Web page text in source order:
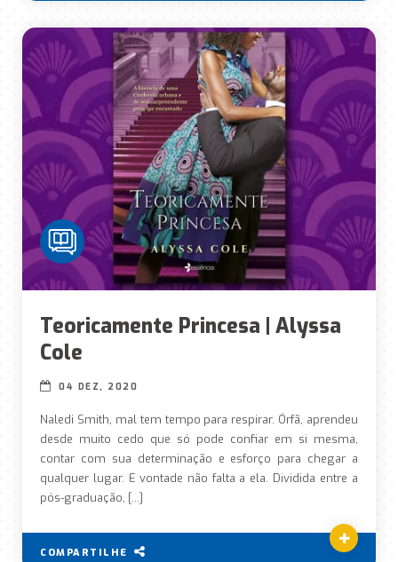
Teoricamente Princesa | Alyssa
Cole
04 DEZ, 2020
Naledi Smith, mal tem tempo para respirar. Órfã, aprendeu
desde muito cedo que só pode confiar em si mesma,
contar com sua determinação e esforço para chegar a
qualquer lugar. E vontade não falta a ela. Dividida entre a
pós-graduação, […]
COMPARTILHE